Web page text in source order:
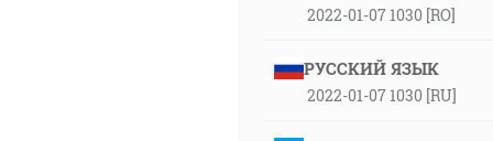
2022-01-07 1030 [RO]
РУССКИЙ ЯЗЫК
2022-01-07 1030 [RU]